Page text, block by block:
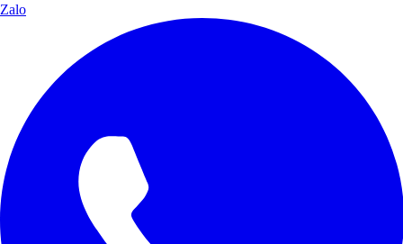
Zalo